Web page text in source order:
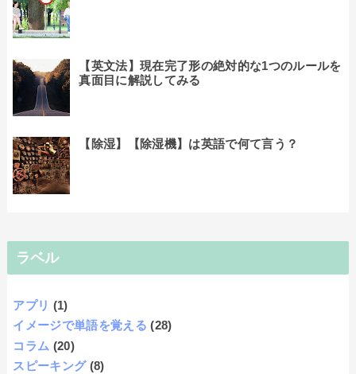
【英文法】現在完了形の絶対的な1つのルールを
真面目に解説してみる
【除湿】【除湿機】は英語で何て言う？
ラベル
アプリ (1)
イメージで単語を覚える (28)
コラム (20)
スピーキング (8)